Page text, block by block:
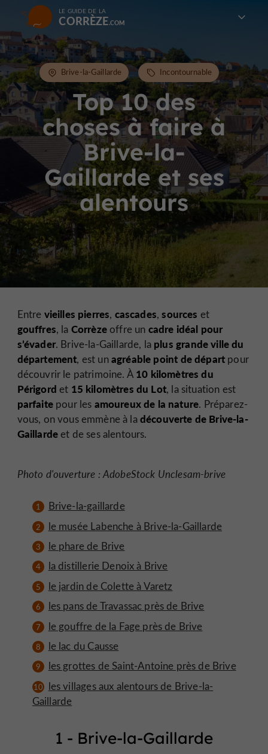
LE GUIDE DE LA
CORRÈZE
Top 10 des
choses à faire à
Brive-la-
Gaillarde et ses
alentours
Brive-la-Gaillarde Incontournable
Entre vieilles pierres, cascades,sources et
gouffres, la Corrèze offre un cadre idéal pour
s’évader. Brive-la-Gaillarde, la plus grande ville du
département, est unagréable point de départ pour
découvrir le patrimoine. À 10 kilomètres du
Périgord et 15 kilomètres du Lot, la situation est
parfaite pour les amoureux de la nature. Préparez-
vous, on vous emmène à ladécouverte de Brive-la-
Gaillardeet de ses alentours.
Photo d'ouverture : AdobeStock Unclesam-brive
Brive-la-gaillarde
le musée Labenche à Brive-la-Gaillarde
le phare de Brive
la distillerie Denoix à Brive
le jardin de Colette à Varetz
les pans de Travassac près de Brive
le gouffre de la Fage près de Brive
le lac du Causse
les grottes de Saint-Antoine près de Brive
les villages aux alentours de Brive-la-
Gaillarde
1 - Brive-la-Gaillarde